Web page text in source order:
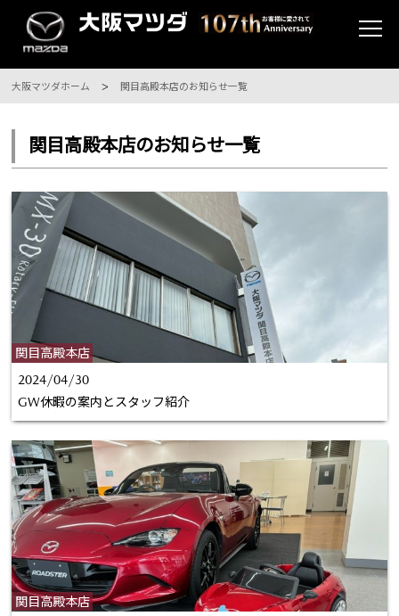
大阪マツダホーム 関目高殿本店のお知らせ一覧
関目高殿本店のお知らせ一覧
関目高殿本店
2024/04/30
GW休暇の案内とスタッフ紹介
関目高殿本店